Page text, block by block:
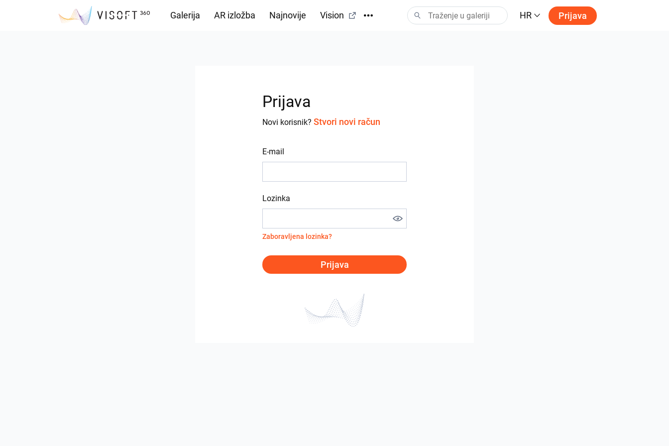
Galerija AR izložba Najnovije Vision HR Prijava
Prijava
Novi korisnik? Stvori novi račun
E-mail
Lozinka
Zaboravljena lozinka?
Prijava